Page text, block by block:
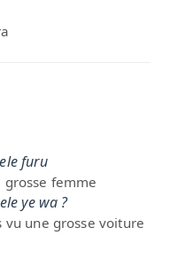
furu
femme
ye wa ?
vu une grosse voiture